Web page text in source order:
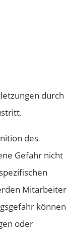
durch
des
Gefahr nicht
Mitarbeiter
können
oder